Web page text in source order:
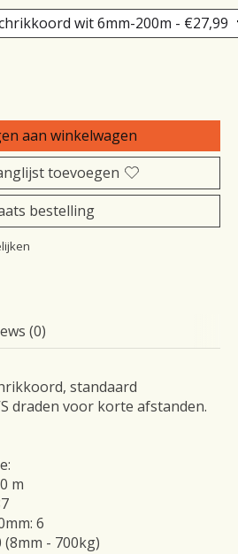
aan winkelwagen
toevoegen
bestelling
(0)
standaard
draden voor korte afstanden.
m
6
- 700kg)